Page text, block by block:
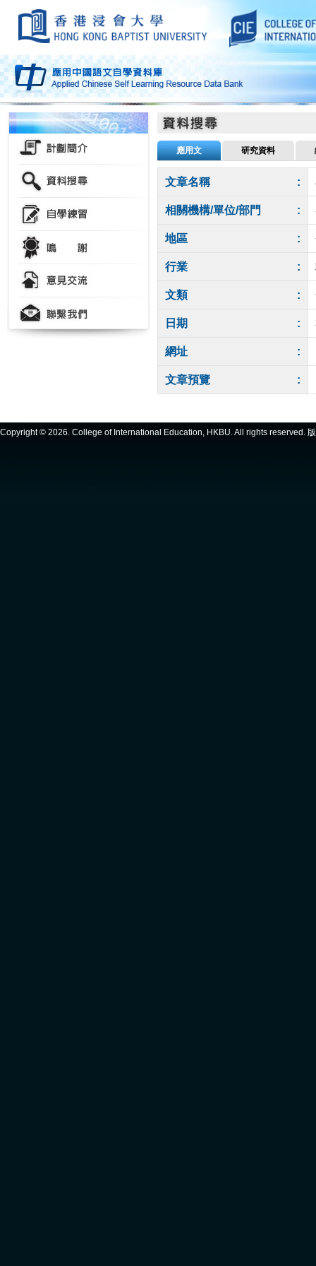
應用文 研究資料
文章名稱 :
相關機構/單位/部門 :
地區 :
行業 :
文類 :
日期 :
網址 :
文章預覽 :
Copyright © 2026. College of International Education, HKBU. All rights reserved.